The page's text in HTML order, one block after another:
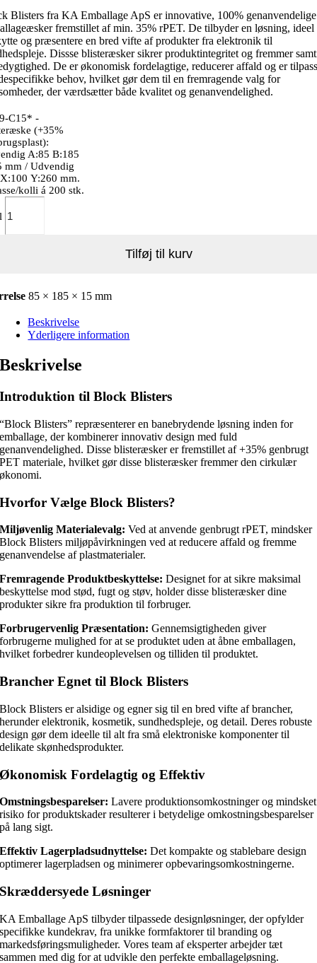
Blisters fra KA Emballage ApS er innovative, 100% genanvendelige
fremstillet af min. 35% rPET. De tilbyder en løsning, ideel
og præsentere en bred vifte af produkter fra elektronik til
Dissse blisteræsker sikrer produktintegritet og fremmer
De er økonomisk fordelagtige, reducerer affald og er
behov, hvilket gør dem til en fremragende valg for
der værdsætter både kvalitet og genanvendelighed.
C15* -
(+35%
A:85 B:185
mm / Udvendig
Y:260 mm.
kolli á 200 stk.
Tilføj til kurv
85 × 185 × 15 mm
Beskrivelse
Yderligere information
Beskrivelse
Introduktion til Block Blisters
“Block Blisters” repræsenterer en banebrydende løsning inden for
emballage, der kombinerer innovativ design med fuld
genanvendelighed. Disse blisteræsker er fremstillet af +35% genbrugt
PET materiale, hvilket gør disse blisteræsker fremmer den cirkulær
økonomi.
Hvorfor Vælge Block Blisters?
Miljøvenlig Materialevalg: Ved at anvende genbrugt rPET, mindsker
Block Blisters miljøpåvirkningen ved at reducere affald og fremme
genanvendelse af plastmaterialer.
Fremragende Produktbeskyttelse: Designet for at sikre maksimal
beskyttelse mod stød, fugt og støv, holder disse blisteræsker dine
produkter sikre fra produktion til forbruger.
Forbrugervenlig Præsentation: Gennemsigtigheden giver
forbrugerne mulighed for at se produktet uden at åbne emballagen,
hvilket forbedrer kundeoplevelsen og tilliden til produktet.
Brancher Egnet til Block Blisters
Block Blisters er alsidige og egner sig til en bred vifte af brancher,
herunder elektronik, kosmetik, sundhedspleje, og detail. Deres robuste
design gør dem ideelle til alt fra små elektroniske komponenter til
delikate skønhedsprodukter.
Økonomisk Fordelagtig og Effektiv
Omstningsbesparelser: Lavere produktionsomkostninger og mindsket
risiko for produktskader resulterer i betydelige omkostningsbesparelser
på lang sigt.
Effektiv Lagerpladsudnyttelse: Det kompakte og stablebare design
optimerer lagerpladsen og minimerer opbevaringsomkostningerne.
Skræddersyede Løsninger
KA Emballage ApS tilbyder tilpassede designløsninger, der opfylder
specifikke kundekrav, fra unikke formfaktorer til branding og
markedsføringsmuligheder. Vores team af eksperter arbejder tæt
sammen med dig for at udvikle den perfekte emballageløsning.